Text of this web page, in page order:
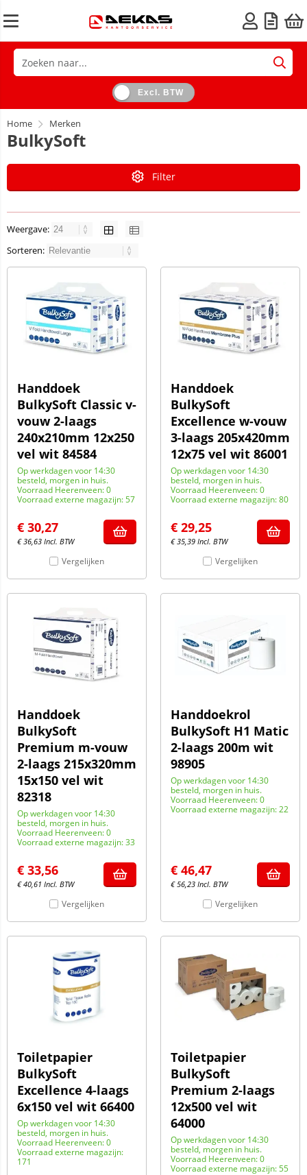
Excl. BTW
Home Merken
BulkySoft
Filter
Weergave:
Sorteren:
Handdoek
BulkySoft Classic v-
vouw 2-laags
240x210mm 12x250
vel wit 84584
Op werkdagen voor 14:30
besteld, morgen in huis.
Voorraad Heerenveen: 0
Voorraad externe magazijn: 57
€ 30,27
€36,63 Incl. BTW
Vergelijken
Handdoek
BulkySoft
Excellence w-vouw
3-laags 205x420mm
12x75 vel wit 86001
Op werkdagen voor 14:30
besteld, morgen in huis.
Voorraad Heerenveen: 0
Voorraad externe magazijn: 80
€ 29,25
€35,39 Incl. BTW
Vergelijken
Handdoek
BulkySoft
Premium m-vouw
2-laags 215x320mm
15x150 vel wit
82318
Op werkdagen voor 14:30
besteld, morgen in huis.
Voorraad Heerenveen: 0
Voorraad externe magazijn: 33
€ 33,56
€40,61 Incl. BTW
Vergelijken
Handdoekrol
BulkySoft H1 Matic
2-laags 200m wit
98905
Op werkdagen voor 14:30
besteld, morgen in huis.
Voorraad Heerenveen: 0
Voorraad externe magazijn: 22
€ 46,47
€56,23 Incl. BTW
Vergelijken
Toiletpapier
BulkySoft
Excellence 4-laags
6x150 vel wit 66400
Op werkdagen voor 14:30
besteld, morgen in huis.
Voorraad Heerenveen: 0
Voorraad externe magazijn:
171
Toiletpapier
BulkySoft
Premium 2-laags
12x500 vel wit
64000
Op werkdagen voor 14:30
besteld, morgen in huis.
Voorraad Heerenveen: 0
Voorraad externe magazijn: 55